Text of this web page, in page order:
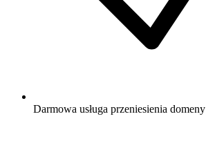
Darmowa usługa przeniesienia domeny